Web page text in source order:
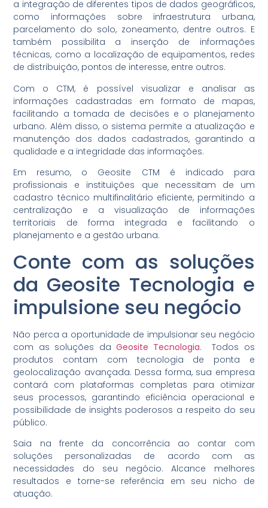
a integração de diferentes tipos de dados geográficos,
como informações sobre infraestrutura urbana,
parcelamento do solo, zoneamento, dentre outros. E
também possibilita a inserção de informações
técnicas, como a localização de equipamentos, redes
de distribuição, pontos de interesse, entre outros.
Com o CTM, é possível visualizar e analisar as
informações cadastradas em formato de mapas,
facilitando a tomada de decisões e o planejamento
urbano. Além disso, o sistema permite a atualização e
manutenção dos dados cadastrados, garantindo a
qualidade e a integridade das informações.
Em resumo, o Geosite CTM é indicado para
profissionais e instituições que necessitam de um
cadastro técnico multifinalitário eficiente, permitindo a
centralização e a visualização de informações
territoriais de forma integrada e facilitando o
planejamento e a gestão urbana.
Conte com as soluções
da Geosite Tecnologia e
impulsione seu negócio
Não perca a oportunidade de impulsionar seu negócio
com as soluções da Geosite Tecnologia. Todos os
produtos contam com tecnologia de ponta e
geolocalização avançada. Dessa forma, sua empresa
contará com plataformas completas para otimizar
seus processos, garantindo eficiência operacional e
possibilidade de insights poderosos a respeito do seu
público.
Saia na frente da concorrência ao contar com
soluções personalizadas de acordo com as
necessidades do seu negócio. Alcance melhores
resultados e torne-se referência em seu nicho de
atuação.